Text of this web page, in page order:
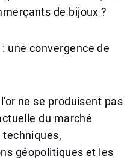
de bijoux ?
une convergence de
ne se produisent pas
du marché
géopolitiques et les